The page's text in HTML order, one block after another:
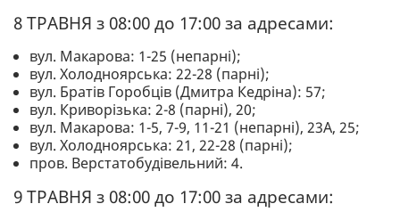
8 ТРАВНЯ з 08:00 до 17:00 за адресами:
вул. Макарова: 1-25 (непарні);
вул. Холодноярська: 22-28 (парні);
вул. Братів Горобців (Дмитра Кедріна): 57;
вул. Криворізька: 2-8 (парні), 20;
вул. Макарова: 1-5, 7-9, 11-21 (непарні), 23А, 25;
вул. Холодноярська: 21, 22-28 (парні);
пров. Верстатобудівельний: 4.
9 ТРАВНЯ з 08:00 до 17:00 за адресами: